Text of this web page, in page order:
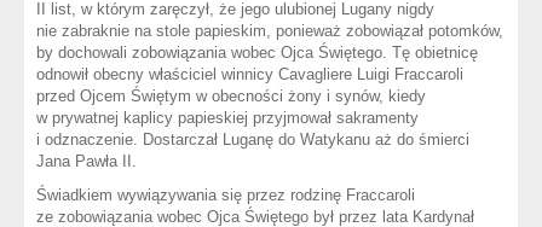
II list, w którym zaręczył, że jego ulubionej Lugany nigdy
nie zabraknie na stole papieskim, ponieważ zobowiązał potomków,
by dochowali zobowiązania wobec Ojca Świętego. Tę obietnicę
odnowił obecny właściciel winnicy Cavagliere Luigi Fraccaroli
przed Ojcem Świętym w obecności żony i synów, kiedy
w prywatnej kaplicy papieskiej przyjmował sakramenty
i odznaczenie. Dostarczał Luganę do Watykanu aż do śmierci
Jana Pawła II.
Świadkiem wywiązywania się przez rodzinę Fraccaroli
ze zobowiązania wobec Ojca Świętego był przez lata Kardynał